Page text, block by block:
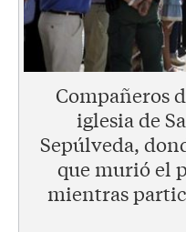
Compañeros
iglesia de
Sepúlveda,
que murió el
mientras